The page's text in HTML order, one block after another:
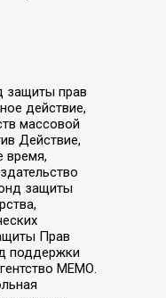
защиты прав
действие,
массовой
Действие,
время,
защиты
Прав
поддержки
МЕМО.